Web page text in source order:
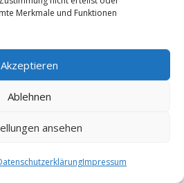
Merkmale und Funktionen
Akzeptieren
Ablehnen
ansehen
Impressum
(13.52 km)